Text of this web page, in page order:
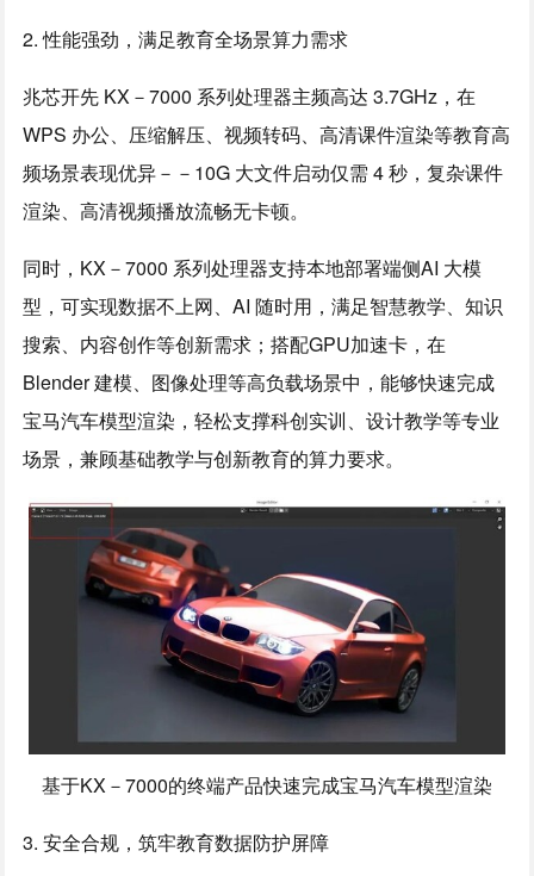
2. 性能强劲，满足教育全场景算力需求
兆芯开先 KX－7000 系列处理器主频高达 3.7GHz，在
WPS 办公、压缩解压、视频转码、高清课件渲染等教育高
频场景表现优异－－10G 大文件启动仅需 4 秒，复杂课件
渲染、高清视频播放流畅无卡顿。
同时，KX－7000 系列处理器支持本地部署端侧AI 大模
型，可实现数据不上网、AI 随时用，满足智慧教学、知识
搜索、内容创作等创新需求；搭配GPU加速卡，在
Blender 建模、图像处理等高负载场景中，能够快速完成
宝马汽车模型渲染，轻松支撑科创实训、设计教学等专业
场景，兼顾基础教学与创新教育的算力要求。
基于KX－7000的终端产品快速完成宝马汽车模型渲染
3. 安全合规，筑牢教育数据防护屏障